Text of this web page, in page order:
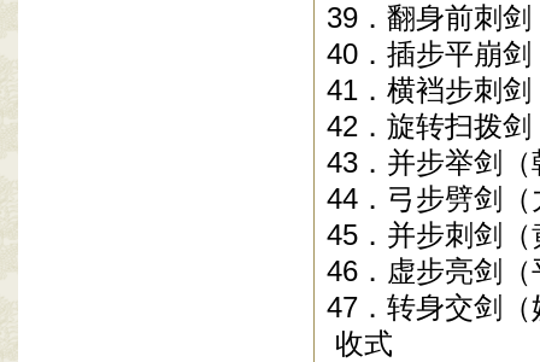
39 ．翻身前刺
40 ．插步平崩
41 ．横裆步刺
42 ．旋转扫拨
43 ．并步举剑
44 ．弓步劈剑
45 ．并步刺剑
46 ．虚步亮剑
47 ．转身交剑
收式